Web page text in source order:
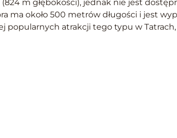
m głębokości), jednak nie jest
ma około 500 metrów długości i jest
popularnych atrakcji tego typu w